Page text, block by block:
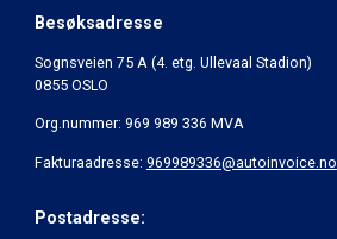
Besøksadresse
Sognsveien 75 A (4. etg. Ullevaal Stadion)
0855 OSLO
Org.nummer: 969 989 336 MVA
Fakturaadresse: 969989336@autoinvoice.no
Postadresse: